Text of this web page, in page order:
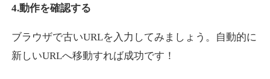
4.動作を確認する
ブラウザで古いURLを入力してみましょう。自動的に
新しいURLへ移動すれば成功です！